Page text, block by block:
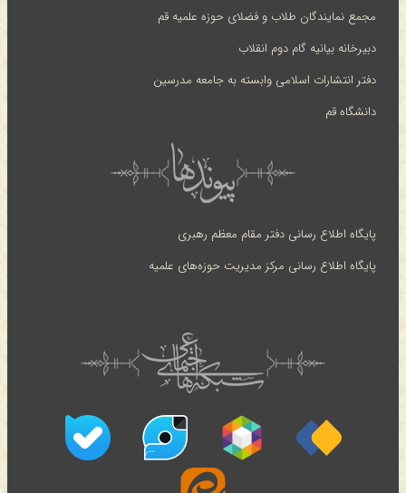
مجمع نمایندگان طلاب و فضلای حوزه علمیه قم
دبیرخانه بیانیه گام دوم انقلاب
دفتر انتشارات اسلامی وابسته به جامعه مدرسین
دانشگاه قم
پایگاه اطلاع رسانی دفتر مقام معظم رهبری
پایگاه اطلاع رسانی مرکز مدیریت حوزه‌های علمیه